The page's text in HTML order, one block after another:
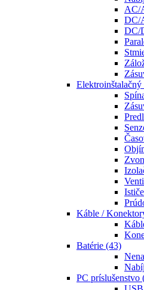
AC/
DC/
DC/
Elektroinštalačný
Ističe
Káble /
Batérie (43)
PC príslušenstvo